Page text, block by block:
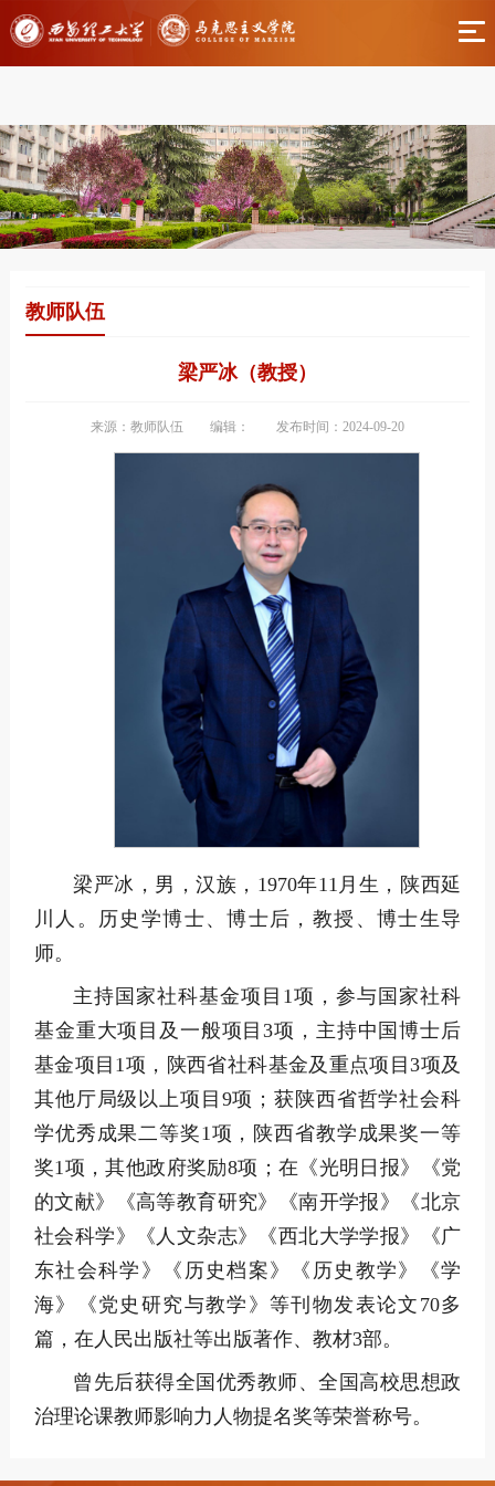
伟德国际(bv1946·源于英国)官方网站-Officials
Website
教师队伍
梁严冰（教授）
来源：教师队伍 编辑： 发布时间：2024-09-20
梁严冰，男，汉族，1970年11月生，陕西延
川人。历史学博士、博士后，教授、博士生导
师。
主持国家社科基金项目1项，参与国家社科
基金重大项目及一般项目3项，主持中国博士后
基金项目1项，陕西省社科基金及重点项目3项及
其他厅局级以上项目9项；获陕西省哲学社会科
学优秀成果二等奖1项，陕西省教学成果奖一等
奖1项，其他政府奖励8项；在《光明日报》《党
的文献》《高等教育研究》《南开学报》《北京
社会科学》《人文杂志》《西北大学学报》《广
东社会科学》《历史档案》《历史教学》《学
海》《党史研究与教学》等刊物发表论文70多
篇，在人民出版社等出版著作、教材3部。
曾先后获得全国优秀教师、全国高校思想政
治理论课教师影响力人物提名奖等荣誉称号。